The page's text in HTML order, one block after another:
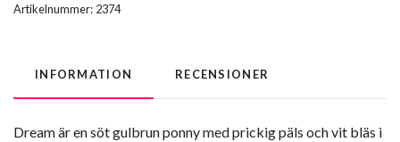
Artikelnummer: 2374
INFORMATION RECENSIONER
Dream är en söt gulbrun ponny med prickig päls och vit bläs i